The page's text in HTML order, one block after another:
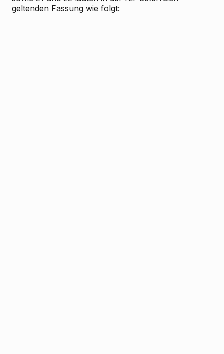
geltenden Fassung wie folgt: